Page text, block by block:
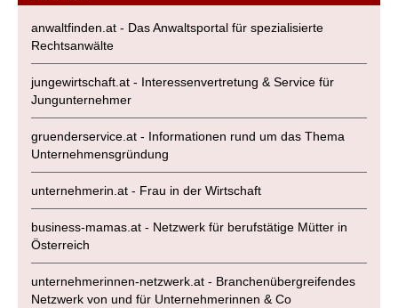
anwaltfinden.at - Das Anwaltsportal für spezialisierte
Rechtsanwälte
jungewirtschaft.at - Interessenvertretung & Service für
Jungunternehmer
gruenderservice.at - Informationen rund um das Thema
Unternehmensgründung
unternehmerin.at - Frau in der Wirtschaft
business-mamas.at - Netzwerk für berufstätige Mütter in
Österreich
unternehmerinnen-netzwerk.at - Branchenübergreifendes
Netzwerk von und für Unternehmerinnen & Co